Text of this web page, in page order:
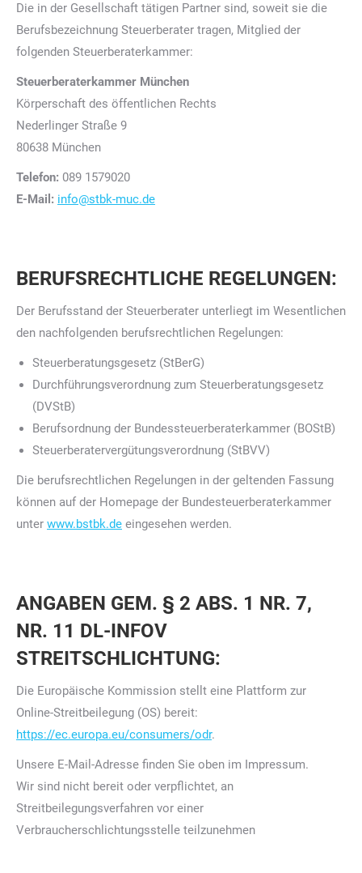
Die in der Gesellschaft tätigen Partner sind, soweit sie die
Berufsbezeichnung Steuerberater tragen, Mitglied der
folgenden Steuerberaterkammer:
Steuerberaterkammer München
Körperschaft des öffentlichen Rechts
Nederlinger Straße 9
80638 München
Telefon: 089 1579020
E-Mail: info@stbk-muc.de
BERUFSRECHTLICHE REGELUNGEN:
Der Berufsstand der Steuerberater unterliegt im Wesentlichen
den nachfolgenden berufsrechtlichen Regelungen:
Steuerberatungsgesetz (StBerG)
Durchführungsverordnung zum Steuerberatungsgesetz
(DVStB)
Berufsordnung der Bundessteuerberaterkammer (BOStB)
Steuerberatervergütungsverordnung (StBVV)
Die berufsrechtlichen Regelungen in der geltenden Fassung
können auf der Homepage der Bundesteuerberaterkammer
unter www.bstbk.de eingesehen werden.
ANGABEN GEM. § 2 ABS. 1 NR. 7,
NR. 11 DL-INFOV
STREITSCHLICHTUNG:
Die Europäische Kommission stellt eine Plattform zur
Online-Streitbeilegung (OS) bereit:
https://ec.europa.eu/consumers/odr.
Unsere E-Mail-Adresse finden Sie oben im Impressum.
Wir sind nicht bereit oder verpflichtet, an
Streitbeilegungsverfahren vor einer
Verbraucherschlichtungsstelle teilzunehmen